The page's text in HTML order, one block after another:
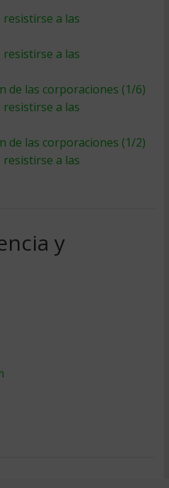
resistirse a las
resistirse a las
de las corporaciones (1/6)
resistirse a las
de las corporaciones (1/2)
resistirse a las
y